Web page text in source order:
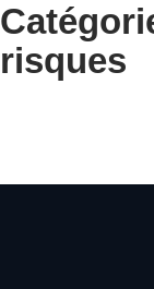
risques